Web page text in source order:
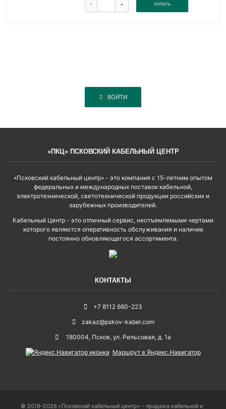
- + КУПИТЬ
ВОЙТИ
«ПКЦ» ПСКОВСКИЙ КАБЕЛЬНЫЙ ЦЕНТР
«Псковский кабельный центр» - это компания с 15-летним опытом
федеральных и международных поставок кабельной,
электротехнической, светотехнической продукции российских и
зарубежных производителей.
Кабельный Центр - это отличный сервис, неотъемлемыми чертами
которого являются оперативность обслуживания и наличие
постоянно обновляющегося ассортимента.
КОНТАКТЫ
+7 8112 660-223
zakaz@pskov-kabel.com
180004, Псков, ул. Рельсовая, д. 1а
Маршрут в Яндекс.Навигатор
© 2019–2026 «Псковский кабельный центр» - продажа кабельной и